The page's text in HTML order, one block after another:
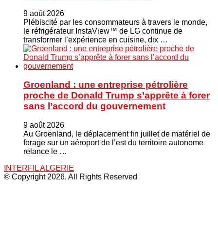
9 août 2026
Plébiscité par les consommateurs à travers le monde,
le réfrigérateur InstaView™ de LG continue de
transformer l’expérience en cuisine, dix …
Groenland : une entreprise pétrolière
proche de Donald Trump s’apprête à forer
sans l’accord du gouvernement
9 août 2026
Au Groenland, le déplacement fin juillet de matériel de
forage sur un aéroport de l’est du territoire autonome
relance le …
INTERFIL ALGERIE
© Copyright 2026, All Rights Reserved